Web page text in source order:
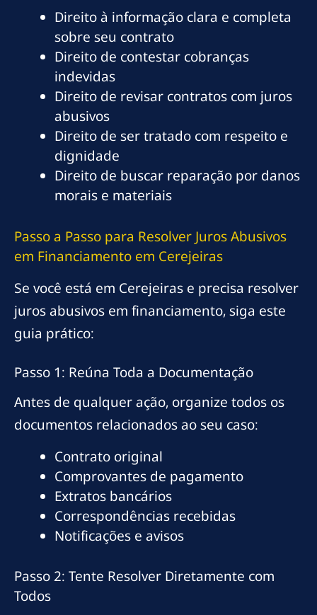
Direito à informação clara e completa
sobre seu contrato
Direito de contestar cobranças
indevidas
Direito de revisar contratos com juros
abusivos
Direito de ser tratado com respeito e
dignidade
Direito de buscar reparação por danos
morais e materiais
Passo a Passo para Resolver Juros Abusivos
em Financiamento em Cerejeiras
Se você está em Cerejeiras e precisa resolver
juros abusivos em financiamento, siga este
guia prático:
Passo 1: Reúna Toda a Documentação
Antes de qualquer ação, organize todos os
documentos relacionados ao seu caso:
Contrato original
Comprovantes de pagamento
Extratos bancários
Correspondências recebidas
Notificações e avisos
Passo 2: Tente Resolver Diretamente com
Todos